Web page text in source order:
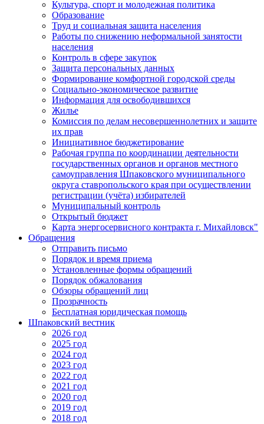
Культура, спорт и молодежная политика
Образование
Труд и социальная защита населения
Работы по снижению неформальной занятости
населения
Контроль в сфере закупок
Защита персональных данных
Формирование комфортной городской среды
Социально-экономическое развитие
Информация для освободившихся
Жилье
Комиссия по делам несовершеннолетних и защите
их прав
Инициативное бюджетирование
Рабочая группа по координации деятельности
государственных органов и органов местного
самоуправления Шпаковского муниципального
округа ставропольского края при осуществлении
регистрации (учёта) избирателей
Муниципальный контроль
Открытый бюджет
Карта энергосервисного контракта г. Михайловск"
Обращения
Отправить письмо
Порядок и время приема
Установленные формы обращений
Порядок обжалования
Обзоры обращений лиц
Прозрачность
Бесплатная юридическая помощь
Шпаковский вестник
2026 год
2025 год
2024 год
2023 год
2022 год
2021 год
2020 год
2019 год
2018 год